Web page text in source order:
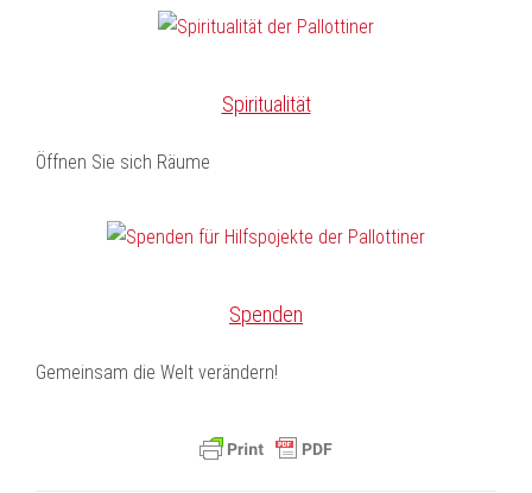
Spiritualität
Öffnen Sie sich Räume
Spenden
Gemeinsam die Welt verändern!